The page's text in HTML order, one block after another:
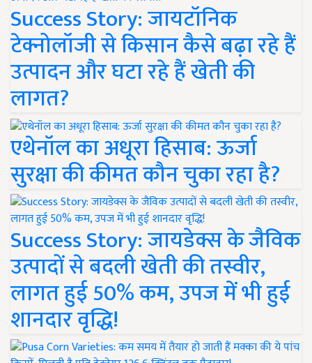
Success Story: जायटॉनिक
टेक्नोलॉजी से किसान कैसे बढ़ा रहे हैं
उत्पादन और घटा रहे हैं खेती की
लागत?
एथेनॉल का अधूरा हिसाब: ऊर्जा
सुरक्षा की कीमत कौन चुका रहा है?
Success Story: जायडेक्स के जैविक
उत्पादों से बदली खेती की तस्वीर,
लागत हुई 50% कम, उपज में भी हुई
शानदार वृद्धि!